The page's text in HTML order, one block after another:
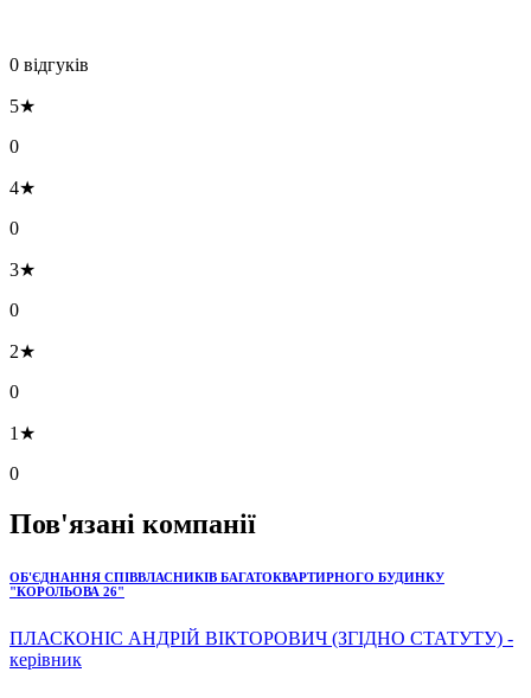
0 відгуків
5★
0
4★
0
3★
0
2★
0
1★
0
Пов'язані компанії
ОБ'ЄДНАННЯ СПІВВЛАСНИКІВ БАГАТОКВАРТИРНОГО БУДИНКУ
"КОРОЛЬОВА 26"
ПЛАСКОНІС АНДРІЙ ВІКТОРОВИЧ (ЗГІДНО СТАТУТУ) -
керівник